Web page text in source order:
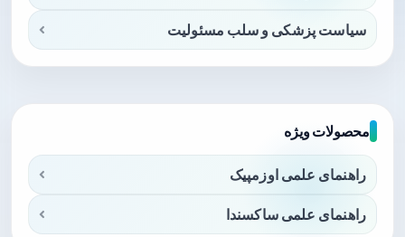
سیاست پزشکی و سلب مسئولیت
محصولات ویژه
راهنمای علمی اوزمپیک
راهنمای علمی ساکسندا